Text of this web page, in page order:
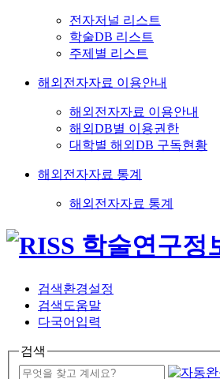
전자저널 리스트
학술DB 리스트
주제별 리스트
해외전자자료 이용안내
해외전자자료 이용안내
해외DB별 이용권한
대학별 해외DB 구독현황
해외전자자료 통계
해외전자자료 통계
검색환경설정
검색도움말
다국어입력
검색